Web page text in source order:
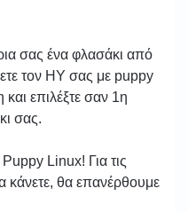
σας ένα φλασάκι από
τον ΗΥ σας με puppy
επιλέξτε σαν 1η
σας.
Linux! Για τις
κάνετε, θα επανέρθουμε